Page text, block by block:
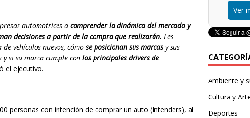
automotrices a comprender la dinámica del mercado y
decisiones a partir de la compra que realizarán. Les
de vehículos nuevos, cómo se posicionan sus marcasy sus
si su marca cumple con los principales drivers de
el ejecutivo.
personas con intención de comprar un auto (Intenders), al
Ver
Ambiente y
Cultura y
Deportes